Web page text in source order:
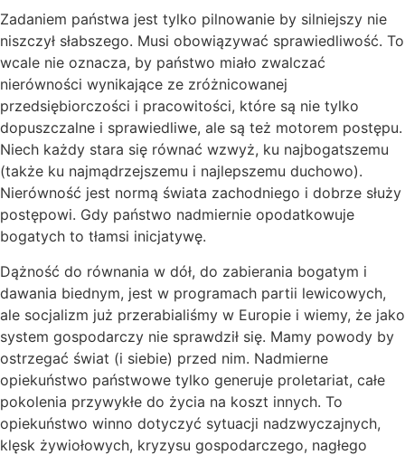
Zadaniem państwa jest tylko pilnowanie by silniejszy nie
niszczył słabszego. Musi obowiązywać sprawiedliwość. To
wcale nie oznacza, by państwo miało zwalczać
nierówności wynikające ze zróżnicowanej
przedsiębiorczości i pracowitości, które są nie tylko
dopuszczalne i sprawiedliwe, ale są też motorem postępu.
Niech każdy stara się równać wzwyż, ku najbogatszemu
(także ku najmądrzejszemu i najlepszemu duchowo).
Nierówność jest normą świata zachodniego i dobrze służy
postępowi. Gdy państwo nadmiernie opodatkowuje
bogatych to tłamsi inicjatywę.
Dążność do równania w dół, do zabierania bogatym i
dawania biednym, jest w programach partii lewicowych,
ale socjalizm już przerabialiśmy w Europie i wiemy, że jako
system gospodarczy nie sprawdził się. Mamy powody by
ostrzegać świat (i siebie) przed nim. Nadmierne
opiekuństwo państwowe tylko generuje proletariat, całe
pokolenia przywykłe do życia na koszt innych. To
opiekuństwo winno dotyczyć sytuacji nadzwyczajnych,
klęsk żywiołowych, kryzysu gospodarczego, nagłego